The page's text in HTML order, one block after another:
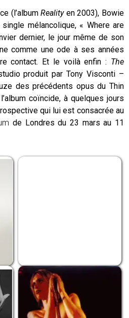
(l’albumRealityen 2003), Bowie
mélancolique, « Where are
dernier, le jour même de son
comme une ode à ses années
contact. Et le voilà enfin : The
produit par Tony Visconti –
des précédents opus du Thin
coïncide, à quelques jours
qui lui est consacrée au
de Londres du 23 mars au 11